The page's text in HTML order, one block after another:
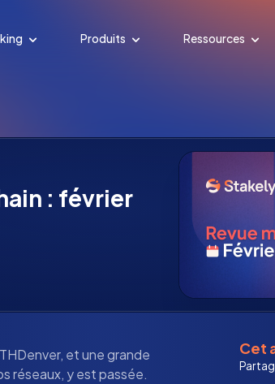
Produits Ressources
: février
et une grande
réseaux, y est passée.
Cet